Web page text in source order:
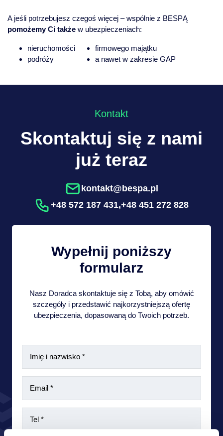
A jeśli potrzebujesz czegoś więcej – wspólnie z BESPĄ
pomożemy Ci także w ubezpieczeniach:
nieruchomości
podróży
firmowego majątku
a nawet w zakresie GAP
Kontakt
Skontaktuj się z nami
już teraz
kontakt@bespa.pl
+48 572 187 431,+48 451 272 828
Wypełnij poniższy
formularz
Nasz Doradca skontaktuje się z Tobą, aby omówić
szczegóły i przedstawić najkorzystniejszą ofertę
ubezpieczenia, dopasowaną do Twoich potrzeb.